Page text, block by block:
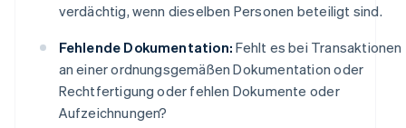
verdächtig, wenn dieselben Personen beteiligt sind.
Fehlende Dokumentation: Fehlt es bei Transaktionen
an einer ordnungsgemäßen Dokumentation oder
Rechtfertigung oder fehlen Dokumente oder
Aufzeichnungen?